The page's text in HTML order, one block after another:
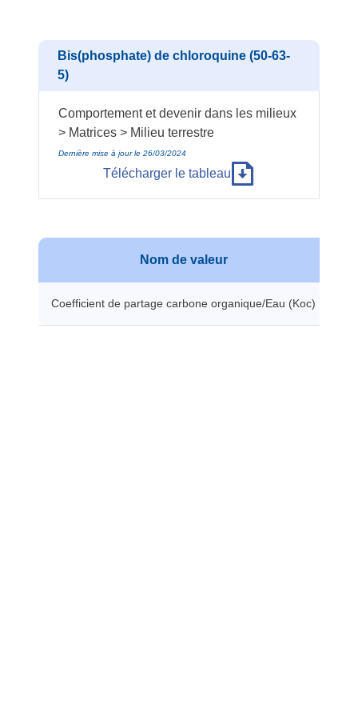
Bis(phosphate) de chloroquine (50-63-
5)
Comportement et devenir dans les milieux
> Matrices > Milieu terrestre
Dernière mise à jour le 26/03/2024
Télécharger le tableau
Nom de valeur
Coefficient de partage carbone organique/Eau (Koc)